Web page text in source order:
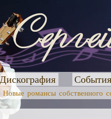
Дискография
Новые романсы собственного